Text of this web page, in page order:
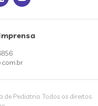
Pediatria. Todos os direitos